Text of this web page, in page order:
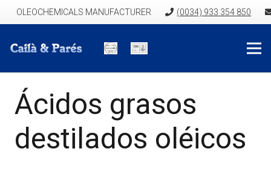
OLEOCHEMICALS MANUFACTURER (0034) 933 354 850
Ácidos grasos
destilados oléicos